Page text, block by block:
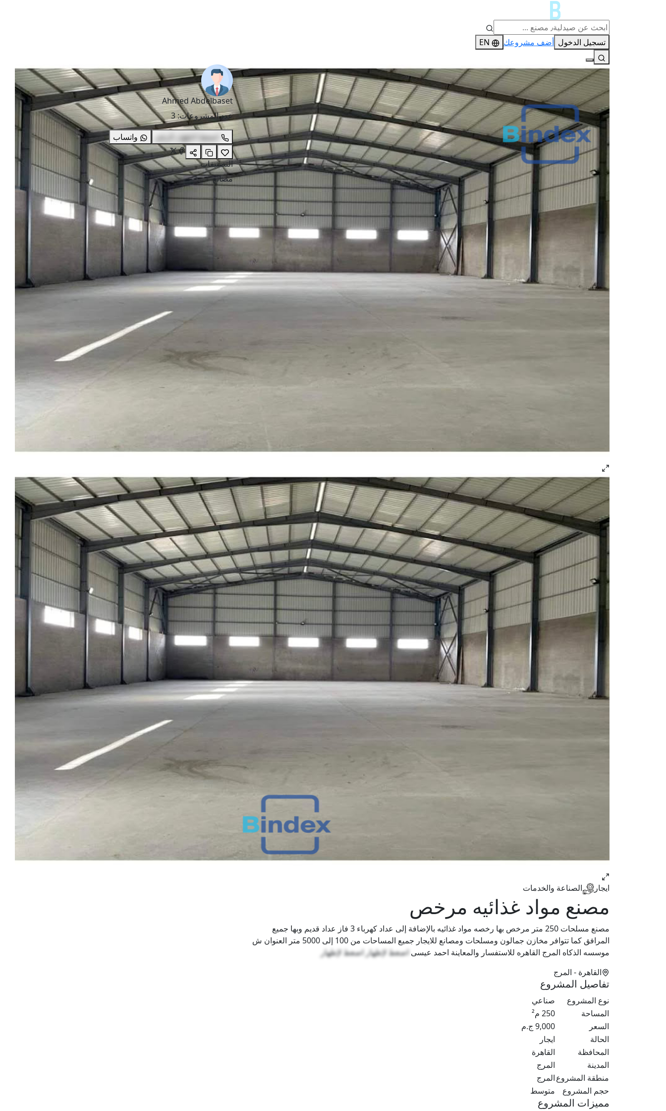
تسجيل الدخول أضف مشروعك EN
ايجار الصناعة والخدمات
مصنع مواد غذائيه مرخص
مصنع مسلحات 250 متر مرخص بها رخصه مواد غذائيه بالإضافة إلى عداد كهرباء 3 فاز عداد قديم وبها جميع
المرافق كما تتوافر مخازن جمالون ومسلحات ومصانع للايجار جميع المساحات من 100 إلى 5000 متر العنوان ش
موسسه الذكاه المرج القاهره للاستفسار والمعاينة احمد عيسى اضغط لإظهار اضغط لإظهار
القاهرة - المرج
تفاصيل المشروع
نوع المشروع
صناعي
المساحة
250 م²
السعر
9,000 ج.م
الحالة
ايجار
المحافظة
القاهرة
المدينة
المرج
منطقة المشروعالمرج
حجم المشروع
متوسط
مميزات المشروع
Ahmed Abdelbaset
عدد المشروعات:
3
اضغط لاظهار الرقم
واتساب
التصنيفات
مصانع